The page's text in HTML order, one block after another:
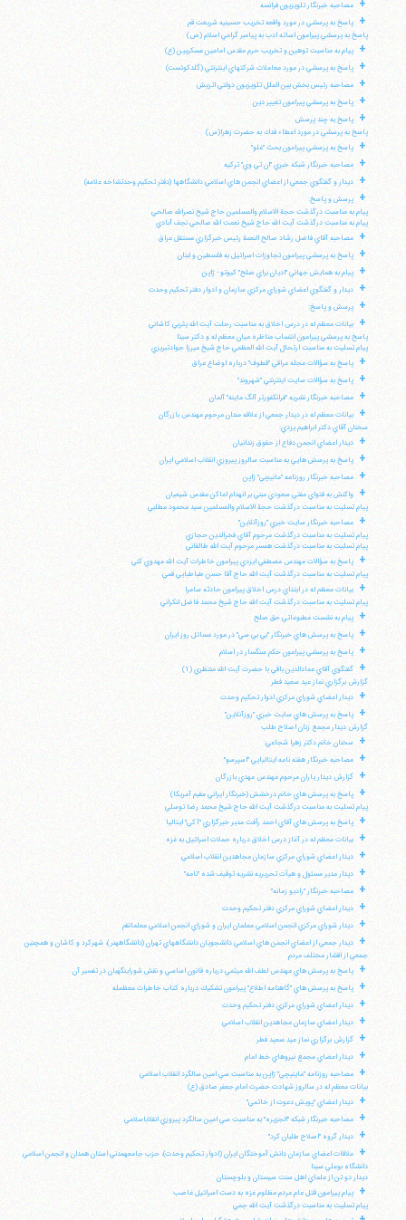
+ مصاحبه خبرنگار تلويزيون فرانسه
+
پاسخ به پرسشي در مورد واقعه تخريب حسينيه شريعت قم
پاسخ به پرسشي پيرامون اسائه ادب به پيامبر گرامي اسلام (ص)
+ پيام به مناسبت توهين و تخريب حرم مقدس امامين عسكريين (ع)
+ پاسخ به پرسشي در مورد معاملات شركتهاي اينترنتي (گلدكوئست)
+ مصاحبه رئيس بخش بين الملل تلويزيون دولتي اتريش
+ پاسخ به پرسشي پيرامون تغيير دين
+
پاسخ به چند پرسش
پاسخ به پرسشي در مورد اعطاء فدك به حضرت زهرا(س)
+ پاسخ به پرسشي پيرامون بحث "غلو"
+ مصاحبه خبرنگار شبكه خبري "ان تي وي" تركيه
+ ديدار و گفتگوي جمعي از اعضاي انجمن هاي اسلامي دانشگاهها (دفتر تحكيم وحدتشاخه علامه)
+
پرسش و پاسخ:
پيام به مناسبت درگذشت حجة الاسلام والمسلمين حاج شيخ نصرالله صالحي
پيام به مناسبت درگذشت آيت الله حاج شيخ نعمت الله صالحي نجف آبادي
+ مصاحبه آقاي فاضل رشاد صالح النعمة رئيس خبرگزاري مستقل عراق
+ پاسخ به پرسشي پيرامون تجاوزات اسرائيل به فلسطين و لبنان
+ پيام به همايش جهاني "اديان براي صلح" كيوتو - ژاپن
+ ديدار و گفتگوي اعضاي شوراي مركزي سازمان و ادوار دفتر تحكيم وحدت
+ پرسش و پاسخ:
+
بيانات معظم له در درس اخلاق به مناسبت رحلت آيت الله يثربي كاشاني
پاسخ به پرسشي پيرامون انتساب مناظره ميان معظم له و دكتر سينا
پيام تسليت به مناسبت ارتحال آيت الله العظمي حاج شيخ ميرزا جوادتبريزي
+ پاسخ به سؤالات مجله عراقي "قطوف" درباره اوضاع عراق
+ پاسخ به سؤالات سايت اينترنتي "شهروند"
+ مصاحبه خبرنگار نشريه "فرانكفورتر آلگ ماينه" آلمان
+
بيانات معظم له در ديدار جمعي از علاقه مندان مرحوم مهندس بازرگان
سخنان آقاي دكتر ابراهيم يزدي:
+ ديدار اعضاي انجمن دفاع از حقوق زندانيان
+ پاسخ به پرسش هايي به مناسبت سالروز پيروزي انقلاب اسلامي ايران
+ مصاحبه خبرنگار روزنامه "مانيچي" ژاپن
+
واكنش به فتواي مفتي سعودي مبني بر انهدام اماكن مقدس شيعيان
پيام تسليت به مناسبت درگذشت حجة الاسلام والمسلمين سيد محمود مطلبي
+
مصاحبه خبرنگار سايت خبري "روزآنلاين"
پيام تسليت به مناسبت درگذشت مرحوم آقاي فخرالدين حجازي
پيام تسليت به مناسبت درگذشت همسر مرحوم آيت الله طالقاني
+
پاسخ به سؤالات مهندس مصطفي ايزدي پيرامون خاطرات آيت الله مهدوي كني
پيام تسليت به مناسبت درگذشت آيت الله حاج آقا حسن طباطبايي قمي
+
بيانات معظم له در ابتداي درس اخلاق پيرامون حادثه سامرا
پيام تسليت به مناسبت درگذشت آيت الله حاج شيخ محمد فاضل لنكراني
+ پيام به نشست مطبوعاتي حق صلح
+ پاسخ به پرسش هاي خبرنگار "بي بي سي" در مورد مسائل روز ايران
+ پاسخ به پرسشي پيرامون حكم سنگسار در اسلام
+
گفتگوي آقاي عمادالدين باقي با حضرت آيت الله منتظري (1)
گزارش برگزاري نماز عيد سعيد فطر
+ ديدار اعضاي شوراي مركزي ادوار تحكيم وحدت
+
پاسخ به پرسش هاي سايت خبري "روزآنلاين"
گزارش ديدار مجمع زنان اصلاح طلب
+ سخنان خانم دكتر زهرا شجاعي:
+ مصاحبه خبرنگار هفته نامه ايتاليايي "اسپرسو"
+ گزارش ديدار ياران مرحوم مهندس مهدي بازرگان
+
پاسخ به پرسش هاي خانم درخشش (خبرنگار ايراني مقيم آمريكا)
پيام تسليت به مناسبت درگذشت آيت الله حاج شيخ محمد رضا توسلي
+ پاسخ به پرسش هاي آقاي احمد رأفت مدير خبرگزاري "آكي" ايتاليا
+ بيانات معظم له در آغاز درس اخلاق درباره حملات اسرائيل به غزه
+ ديدار اعضاي شوراي مركزي سازمان مجاهدين انقلاب اسلامي
+ ديدار مدير مسئول و هيأت تحريريه نشريه توقيف شده "نامه"
+ مصاحبه خبرنگار "راديو زمانه"
+ ديدار اعضاي شوراي مركزي دفتر تحكيم وحدت
+ ديدار شوراي مركزي انجمن اسلامي معلمان ايران و شوراي انجمن اسلامي معلمانقم
+
ديدار جمعي از اعضاي انجمن هاي اسلامي دانشجويان دانشگاههاي تهران (دانشگاههنر)، شهركرد و كاشان و همچنين
جمعي از اقشار مختلف مردم
+ پاسخ به پرسش هاي مهندس لطف الله ميثمي درباره قانون اساسي و نقش شوراينگهبان در تفسير آن
+ پاسخ به پرسش هاي "گاهنامه اطلاع" پيرامون تشكيك درباره كتاب خاطرات معظمله
+ ديدار اعضاي شوراي مركزي دفتر تحكيم وحدت
+ ديدار اعضاي سازمان مجاهدين انقلاب اسلامي
+ گزارش برگزاري نماز عيد سعيد فطر
+ ديدار اعضاي مجمع نيروهاي خط امام
+
مصاحبه روزنامه "ماينيچي" ژاپن به مناسبت سي امين سالگرد انقلاب اسلامي
بيانات معظم له در سالروز شهادت حضرت امام جعفر صادق (ع)
+ ديدار اعضاي "پويش دعوت از خاتمي"
+ مصاحبه خبرنگار شبكه "الجزيره" به مناسبت سي امين سالگرد پيروزي انقلاباسلامي
+ ديدار گروه "اصلاح طلبان كرد"
+
ملاقات اعضاي سازمان دانش آموختگان ايران (ادوار تحكيم وحدت)، حزب جامعهمدني استان همدان و انجمن اسلامي
دانشگاه بوعلي سينا
ديدار دو تن از علماي اهل سنت سيستان و بلوچستان
+
پيام پيرامون قتل عام مردم مظلوم غزه به دست اسرائيل غاصب
پيام تسليت به مناسبت درگذشت آيت الله جمي